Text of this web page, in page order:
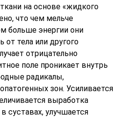
на основе «жидкого
что чем мельче
больше энергии они
от тела или другого
отрицательно
поле проникает внутрь
радикалы,
зон. Усиливается
выработка
суставах, улучшается